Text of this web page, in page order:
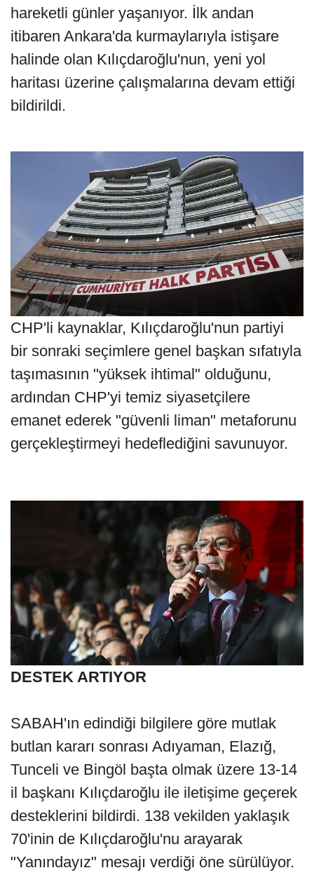
hareketli günler yaşanıyor. İlk andan
itibaren Ankara'da kurmaylarıyla istişare
halinde olan Kılıçdaroğlu'nun, yeni yol
haritası üzerine çalışmalarına devam ettiği
bildirildi.
CHP'li kaynaklar, Kılıçdaroğlu'nun partiyi
bir sonraki seçimlere genel başkan sıfatıyla
taşımasının "yüksek ihtimal" olduğunu,
ardından CHP'yi temiz siyasetçilere
emanet ederek "güvenli liman" metaforunu
gerçekleştirmeyi hedeflediğini savunuyor.
DESTEK ARTIYOR
SABAH'ın edindiği bilgilere göre mutlak
butlan kararı sonrası Adıyaman, Elazığ,
Tunceli ve Bingöl başta olmak üzere 13-14
il başkanı Kılıçdaroğlu ile iletişime geçerek
desteklerini bildirdi. 138 vekilden yaklaşık
70'inin de Kılıçdaroğlu'nu arayarak
"Yanındayız" mesajı verdiği öne sürülüyor.